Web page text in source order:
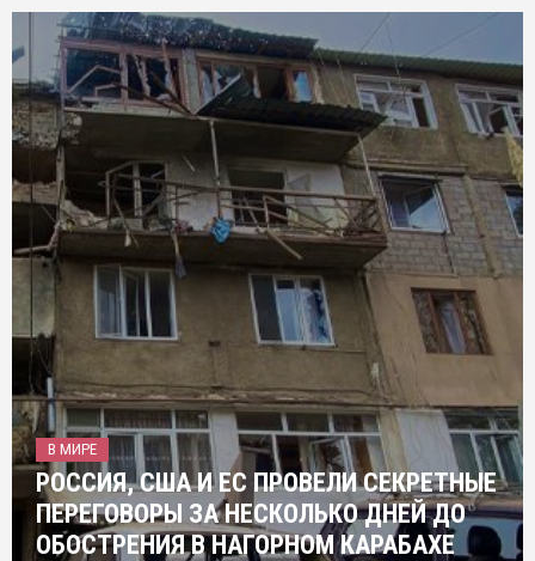
В МИРЕ
РОССИЯ, США И ЕС ПРОВЕЛИ СЕКРЕТНЫЕ
ПЕРЕГОВОРЫ ЗА НЕСКОЛЬКО ДНЕЙ ДО
ОБОСТРЕНИЯ В НАГОРНОМ КАРАБАХЕ